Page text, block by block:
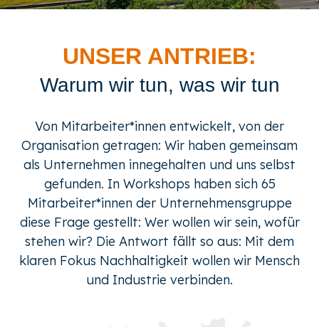
UNSER ANTRIEB:
Warum wir tun, was wir tun
Von Mitarbeiter*innen entwickelt, von der
Organisation getragen: Wir haben gemeinsam
als Unternehmen innegehalten und uns selbst
gefunden. In Workshops haben sich 65
Mitarbeiter*innen der Unternehmensgruppe
diese Frage gestellt: Wer wollen wir sein, wofür
stehen wir? Die Antwort fällt so aus: Mit dem
klaren Fokus Nachhaltigkeit wollen wir Mensch
und Industrie verbinden.